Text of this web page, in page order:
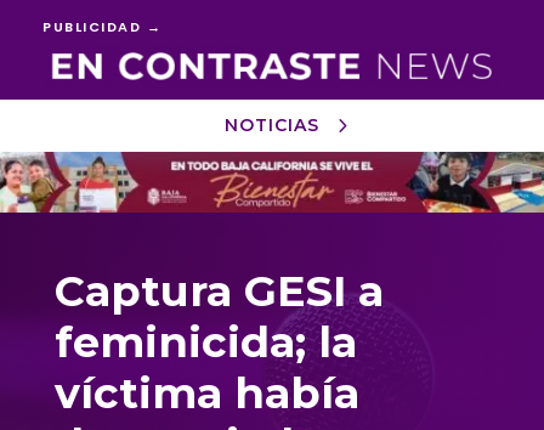
PUBLICIDAD →
NOTICIAS
Reproductor
de
vídeo
Captura GESI a
feminicida; la
víctima había